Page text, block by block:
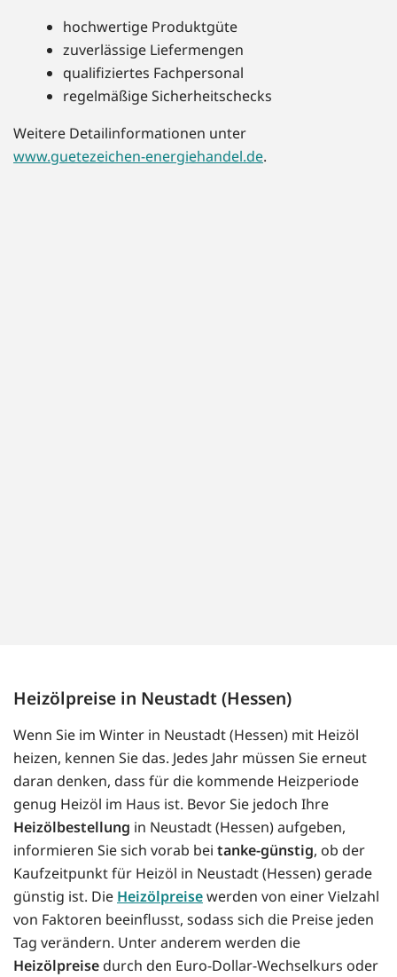
hochwertige Produktgüte
zuverlässige Liefermengen
qualifiziertes Fachpersonal
regelmäßige Sicherheitschecks
Weitere Detailinformationen unter
www.guetezeichen-energiehandel.de.
Heizölpreise in Neustadt (Hessen)
Wenn Sie im Winter in Neustadt (Hessen) mit Heizöl
heizen, kennen Sie das. Jedes Jahr müssen Sie erneut
daran denken, dass für die kommende Heizperiode
genug Heizöl im Haus ist. Bevor Sie jedoch Ihre
Heizölbestellung in Neustadt (Hessen) aufgeben,
informieren Sie sich vorab bei tanke-günstig, ob der
Kaufzeitpunkt für Heizöl in Neustadt (Hessen) gerade
günstig ist. Die Heizölpreisewerden von einer Vielzahl
von Faktoren beeinflusst, sodass sich die Preise jeden
Tag verändern. Unter anderem werden die
Heizölpreise durch den Euro-Dollar-Wechselkurs oder